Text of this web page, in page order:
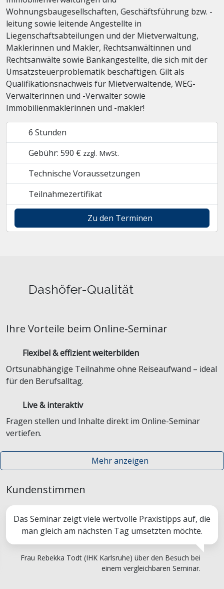
Wohnungsbaugesellschaften, Geschäftsführung bzw. -
leitung sowie leitende Angestellte in
Liegenschaftsabteilungen und der Mietverwaltung,
Maklerinnen und Makler, Rechtsanwältinnen und
Rechtsanwälte sowie Bankangestellte, die sich mit der
Umsatzsteuerproblematik beschäftigen. Gilt als
Qualifikationsnachweis für Mietverwaltende, WEG-
Verwalterinnen und -Verwalter sowie
Immobilienmaklerinnen und -makler!
6 Stunden
Gebühr: 590 € zzgl. MwSt.
Technische Voraussetzungen
Teilnahmezertifikat
Zu den Terminen
Dashöfer-Qualität
Ihre Vorteile beim Online-Seminar
Flexibel & effizient weiterbilden
Ortsunabhängige Teilnahme ohne Reiseaufwand – ideal
für den Berufsalltag.
Live & interaktiv
Fragen stellen und Inhalte direkt im Online-Seminar
vertiefen.
Mehr anzeigen
Kundenstimmen
Das Seminar zeigt viele wertvolle Praxistipps auf, die
man gleich am nächsten Tag umsetzten möchte.
Frau Rebekka Todt (IHK Karlsruhe) über den Besuch bei
einem vergleichbaren Seminar.